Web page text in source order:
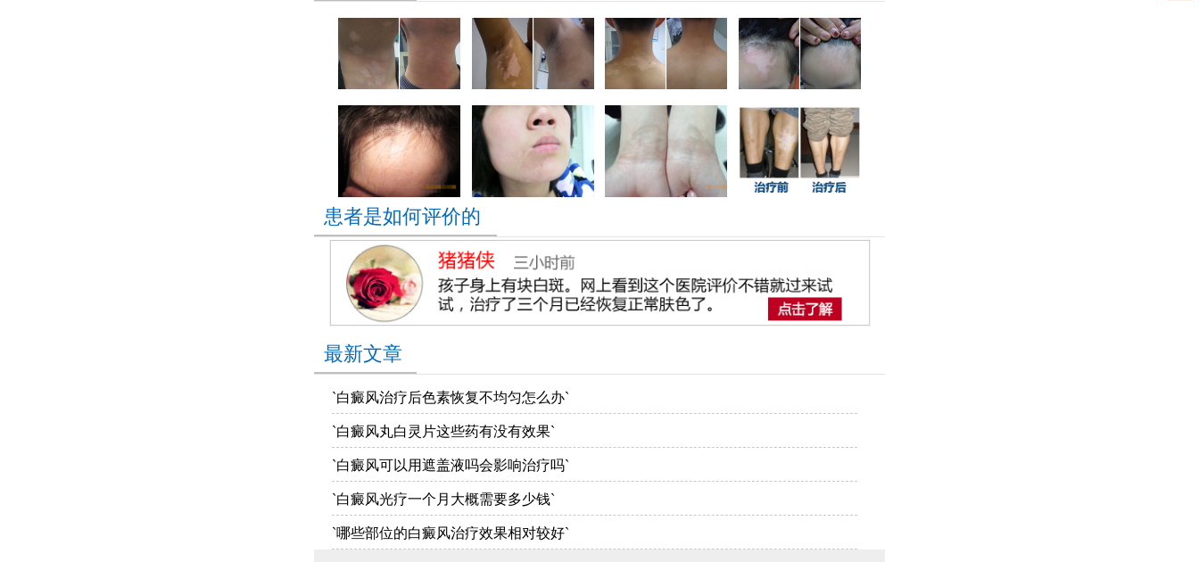
患者是如何评价的
最新文章
`白癜风治疗后色素恢复不均匀怎么办`
`白癜风丸白灵片这些药有没有效果`
`白癜风可以用遮盖液吗会影响治疗吗`
`白癜风光疗一个月大概需要多少钱`
`哪些部位的白癜风治疗效果相对较好`